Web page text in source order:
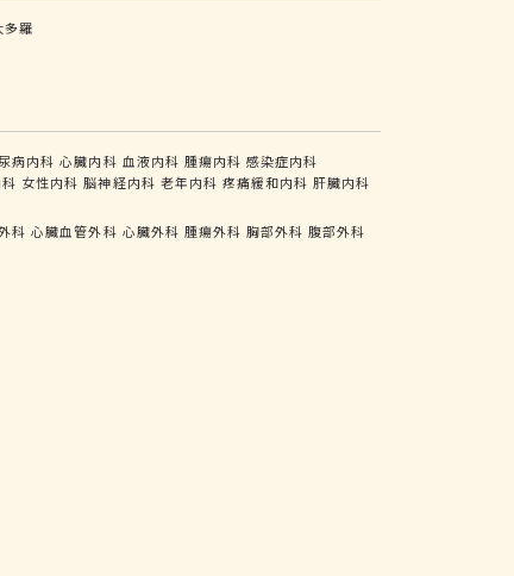
多羅
病内科 心臓内科 血液内科 腫瘍内科 感染症内科
女性内科 脳神経内科 老年内科 疼痛緩和内科 肝臓内科
科 心臓血管外科 心臓外科 腫瘍外科 胸部外科 腹部外科